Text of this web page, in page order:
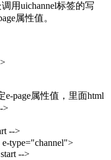
用uichannel标签的写
属性值。
page属性值，里面html
>
-->
type="channel">
-->